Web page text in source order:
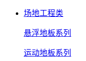
场地工程类
悬浮地板系列
运动地板系列